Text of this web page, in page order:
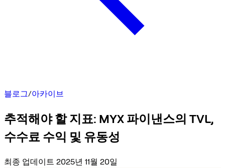
블로그/아카이브
추적해야 할 지표: MYX 파이낸스의 TVL,
수수료 수익 및 유동성
최종 업데이트 2025년 11월 20일